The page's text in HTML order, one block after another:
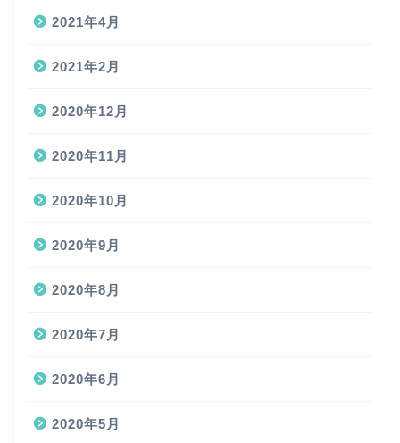
2021年4月
2021年2月
2020年12月
2020年11月
2020年10月
2020年9月
2020年8月
2020年7月
2020年6月
2020年5月